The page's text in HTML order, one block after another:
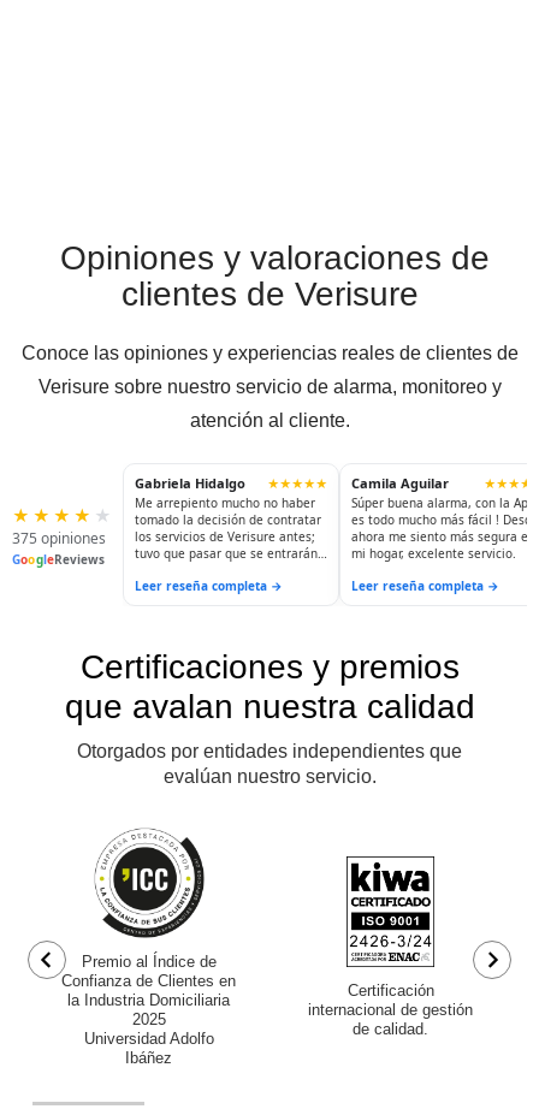
Opiniones y valoraciones de
clientes de Verisure
Conoce las opiniones y experiencias reales de clientes de
Verisure sobre nuestro servicio de alarma, monitoreo y
atención al cliente.
★ ★ ★ ★ ★
375 opiniones
GoogleReviews
Gabriela Hidalgo
★★★★★
Me arrepiento mucho no haber
tomado la decisión de contratar
los servicios de Verisure antes;
tuvo que pasar que se entrarán
puedo dormir tranquila; salir a
tienen precio.
Leer reseña completa →
Camila Aguilar
Súper buena alarma, con la App
es todo mucho más fácil ! Desde
ahora me siento más segura en
mi hogar, excelente servicio.
Leer reseña completa →
Certificaciones y premios
que avalan nuestra calidad
Otorgados por entidades independientes que
evalúan nuestro servicio.
Premio al Índice de
Confianza de Clientes en
la Industria Domiciliaria
2025
Universidad Adolfo
Ibáñez
Certificación
internacional de gestión
de calidad.